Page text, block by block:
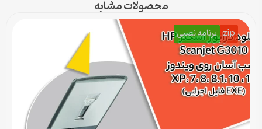
محصولات مشابه
zip برنامه نصبی